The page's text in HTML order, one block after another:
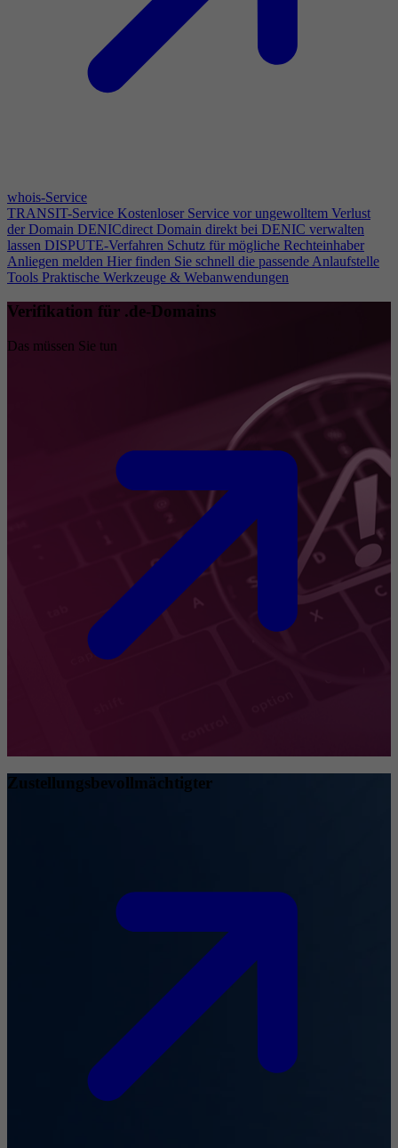
whois-Service
TRANSIT-Service Kostenloser Service vor ungewolltem Verlust
der Domain DENICdirect Domain direkt bei DENIC verwalten
lassen DISPUTE-Verfahren Schutz für mögliche Rechteinhaber
Anliegen melden Hier finden Sie schnell die passende Anlaufstelle
Tools Praktische Werkzeuge & Webanwendungen
Verifikation für .de-Domains
Das müssen Sie tun
Zustellungsbevollmächtigter